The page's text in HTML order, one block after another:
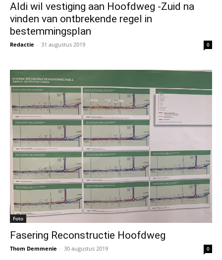
Aldi wil vestiging aan Hoofdweg -Zuid na
vinden van ontbrekende regel in
bestemmingsplan
Redactie - 31 augustus 2019 0
Foto
Fasering Reconstructie Hoofdweg
Thom Demmenie - 30 augustus 2019 0